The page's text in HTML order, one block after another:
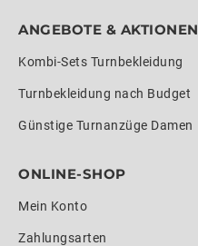
ANGEBOTE & AKTIONEN
Kombi-Sets Turnbekleidung
Turnbekleidung nach Budget
Günstige Turnanzüge Damen
ONLINE-SHOP
Mein Konto
Zahlungsarten